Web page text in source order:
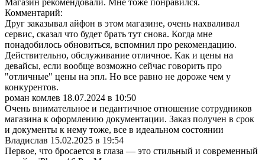
Комментарий:
Друг заказывал айфон в этом магазине, очень нахваливал
сервис, сказал что будет брать тут снова. Когда мне
понадобилось обновиться, вспомнил про рекомендацию.
Действительно, обслуживание отличное. Как и цены на
девайсы, если вообще возможно сейчас говорить про
"отличные" цены на эпл. Но все равно не дороже чем у
конкурентов.
роман комлев 18.07.2024 в 10:50
Очень внимательное и педантичное отношение сотрудников
магазина к оформлению документации. Заказ получен в срок
и документы к нему тоже, все в идеальном состоянии
Владислав 15.02.2025 в 19:54
Первое, что бросается в глаза — это стильный и современный